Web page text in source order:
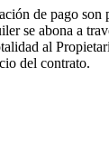
de pago son
se abona a
al
del contrato.